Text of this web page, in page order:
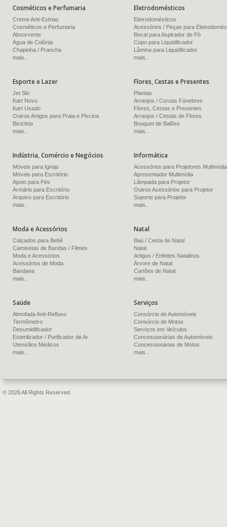
Cosméticos e Perfumaria
Creme Anti-Estrias
Cosméticos e Perfumaria
Absorvente
Água de Colônia
Chapinha / Prancha
mais..
Eletrodomésticos
Eletrodomésticos
Acessórios / Peças para
Bocal para Aspirador de Pó
Copo para Liquidificador
Lâmina para Liquidificador
mais..
Esporte e Lazer
Jet Ski
Kart Novo
Kart Usado
Outros Artigos para Praia e Piscina
Bicicleta
mais..
Flores, Cestas e Presentes
Plantas
Arranjos / Coroas Fúnebres
Flores, Cestas e Presentes
Arranjos / Cestas de Flores
Bouquet de Balões
mais..
Indústria, Comércio e Negócios
Móveis para Igreja
Móveis para Escritório
Apoio para Pés
Armário para Escritório
Arquivo para Escritório
mais..
Informática
Acessórios para Projetores Multimídia
Apresentador Multimídia
Lâmpada para Projetor
Outros Acessórios para Projetor
Suporte para Projetor
mais..
Moda e Acessórios
Calçados para Bebê
Camisetas de Bandas / Filmes
Moda e Acessórios
Acessórios de Moda
Bandana
mais..
Natal
Baú / Cesta de Natal
Natal
Artigos / Enfeites Natalinos
Árvore de Natal
Cartões de Natal
mais..
Saúde
Almofada Anti-Refluxo
Termômetro
Desumidificador
Esterilizador / Purificador de Ar
Utensílios Médicos
mais..
Serviços
Consórcio de Automóveis
Consórcio de Motos
Serviços em Veículos
Concessionárias de Automóveis
Concessionárias de Motos
mais..
© 2026 All Rights Reserved.